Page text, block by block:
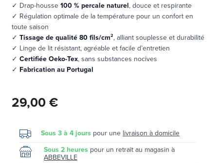
✓ Drap-housse100 % percale naturel, douce et respirante
✓ Régulation optimale de la température pour un confort en
toute saison
✓ Tissage de qualité 80 fils/cm², alliant souplesse et durabilité
✓ Linge de lit résistant, agréable et facile d’entretien
✓ Certifiée Oeko-Tex, sans substances nocives
✓ Fabrication au Portugal
29,00 €
Sous 3 à 4 jours pour une livraison à domicile
Sous 2 heures pour un retrait au magasin à
ABBEVILLE